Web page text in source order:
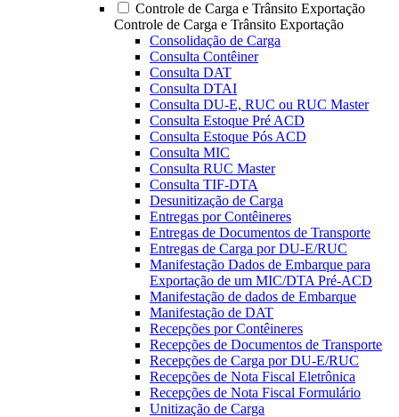
Controle de Carga e Trânsito Exportação
Controle de Carga e Trânsito Exportação
Consolidação de Carga
Consulta Contêiner
Consulta DAT
Consulta DTAI
Consulta DU-E, RUC ou RUC Master
Consulta Estoque Pré ACD
Consulta Estoque Pós ACD
Consulta MIC
Consulta RUC Master
Consulta TIF-DTA
Desunitização de Carga
Entregas por Contêineres
Entregas de Documentos de Transporte
Entregas de Carga por DU-E/RUC
Manifestação Dados de Embarque para
Exportação de um MIC/DTA Pré-ACD
Manifestação de dados de Embarque
Manifestação de DAT
Recepções por Contêineres
Recepções de Documentos de Transporte
Recepções de Carga por DU-E/RUC
Recepções de Nota Fiscal Eletrônica
Recepções de Nota Fiscal Formulário
Unitização de Carga